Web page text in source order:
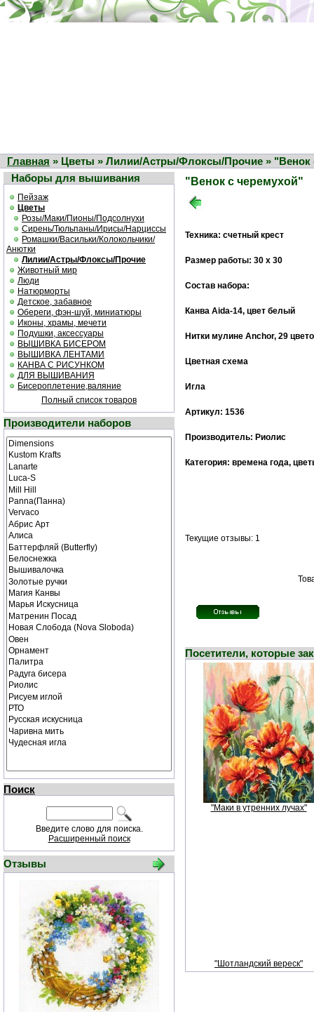
Главная » Цветы » Лилии/Астры/Флоксы/Прочие » "Венок
Наборы для вышивания
Пейзаж
Цветы
Розы/Маки/Пионы/Подсолнухи
Сирень/Тюльпаны/Ирисы/Нарциссы
Ромашки/Васильки/Колокольчики/
Анютки
Лилии/Астры/Флоксы/Прочие
Животный мир
Люди
Натюрморты
Детское, забавное
Обереги, фэн-шуй, миниатюры
Иконы, храмы, мечети
Подушки, аксессуары
ВЫШИВКА БИСЕРОМ
ВЫШИВКА ЛЕНТАМИ
КАНВА С РИСУНКОМ
ДЛЯ ВЫШИВАНИЯ
Бисероплетение,валяние
Полный список товаров
Производители наборов
Поиск
Введите слово для поиска.
Расширенный поиск
Отзывы
"Венок с черемухой"
Техника: счетный крест
Размер работы: 30 х 30
Состав набора:
Канва Aida-14, цвет белый
Нитки мулине Anchor, 29
Цветная cхема
Игла
Артикул: 1536
Производитель: Риолис
Категория: времена года,
Текущие отзывы: 1
Посетители, которые
"Маки в утренних лучах"
"Шотландский вереск"